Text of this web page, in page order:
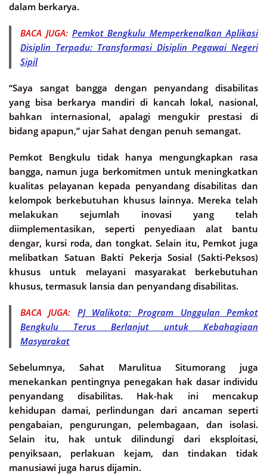
dalam berkarya.
BACA JUGA: Pemkot Bengkulu Memperkenalkan Aplikasi
Disiplin Terpadu: Transformasi Disiplin Pegawai Negeri
Sipil
“Saya sangat bangga dengan penyandang disabilitas
yang bisa berkarya mandiri di kancah lokal, nasional,
bahkan internasional, apalagi mengukir prestasi di
bidang apapun,” ujar Sahat dengan penuh semangat.
Pemkot Bengkulu tidak hanya mengungkapkan rasa
bangga, namun juga berkomitmen untuk meningkatkan
kualitas pelayanan kepada penyandang disabilitas dan
kelompok berkebutuhan khusus lainnya. Mereka telah
melakukan sejumlah inovasi yang telah
diimplementasikan, seperti penyediaan alat bantu
dengar, kursi roda, dan tongkat. Selain itu, Pemkot juga
melibatkan Satuan Bakti Pekerja Sosial (Sakti-Peksos)
khusus untuk melayani masyarakat berkebutuhan
khusus, termasuk lansia dan penyandang disabilitas.
BACA JUGA: PJ Walikota: Program Unggulan Pemkot
Bengkulu Terus Berlanjut untuk Kebahagiaan
Masyarakat
Sebelumnya, Sahat Marulitua Situmorang juga
menekankan pentingnya penegakan hak dasar individu
penyandang disabilitas. Hak-hak ini mencakup
kehidupan damai, perlindungan dari ancaman seperti
pengabaian, pengurungan, pelembagaan, dan isolasi.
Selain itu, hak untuk dilindungi dari eksploitasi,
penyiksaan, perlakuan kejam, dan tindakan tidak
manusiawi juga harus dijamin.